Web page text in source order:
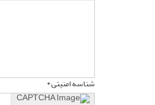
شناسه امنیتی *